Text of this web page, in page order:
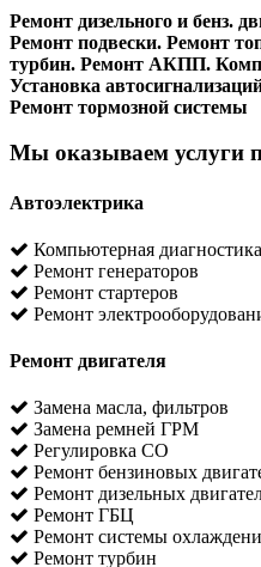
Ремонт дизельного и бенз.
Ремонт подвески. Ремонт
турбин. Ремонт АКПП.
Установка
Ремонт тормозной системы
Мы оказываем услуги
Автоэлектрика
Компьютерная диагностика
Ремонт генераторов
Ремонт стартеров
Ремонт
Ремонт двигателя
Замена масла, фильтров
Замена ремней ГРМ
Регулировка CO
Ремонт бензиновых
Ремонт дизельных
Ремонт ГБЦ
Ремонт системы
Ремонт турбин